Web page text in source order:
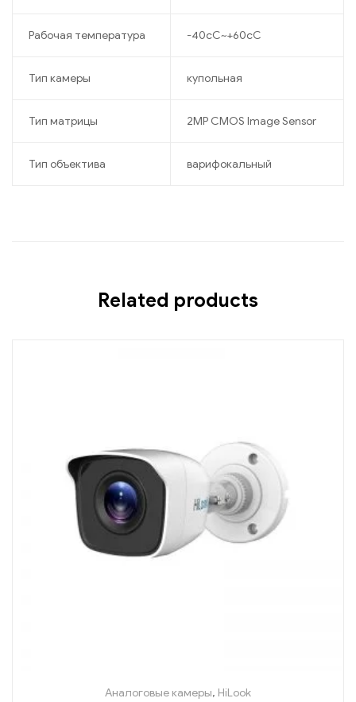
Рабочая температура -40cC~+60cC
Тип камеры купольная
Тип матрицы 2MP CMOS Image Sensor
Тип объектива варифокальный
Related products
Аналоговые камеры, HiLook